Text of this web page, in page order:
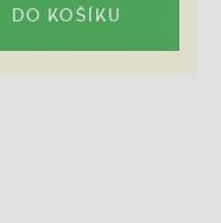
DO KOŠÍKU